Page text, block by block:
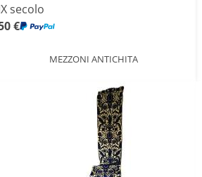
secolo
€
MEZZONI ANTICHITA